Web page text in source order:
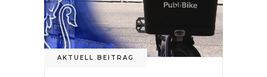
AKTUELL BEITRAG